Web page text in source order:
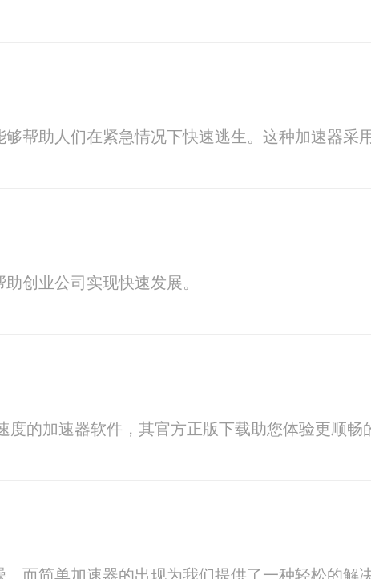
帮助人们在紧急情况下快速逃生。这种加速器
创业公司实现快速发展。
的加速器软件，其官方正版下载助您体验更顺畅
而简单加速器的出现为我们提供了一种轻松的